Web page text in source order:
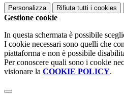
Personalizza Rifiuta tutti i cookies
Gestione cookie
In questa schermata è possibile
I cookie necessari sono quelli che
piattaforma e non è possibile
Per conoscere quali sono i cookie
visionare la COOKIE POLICY.